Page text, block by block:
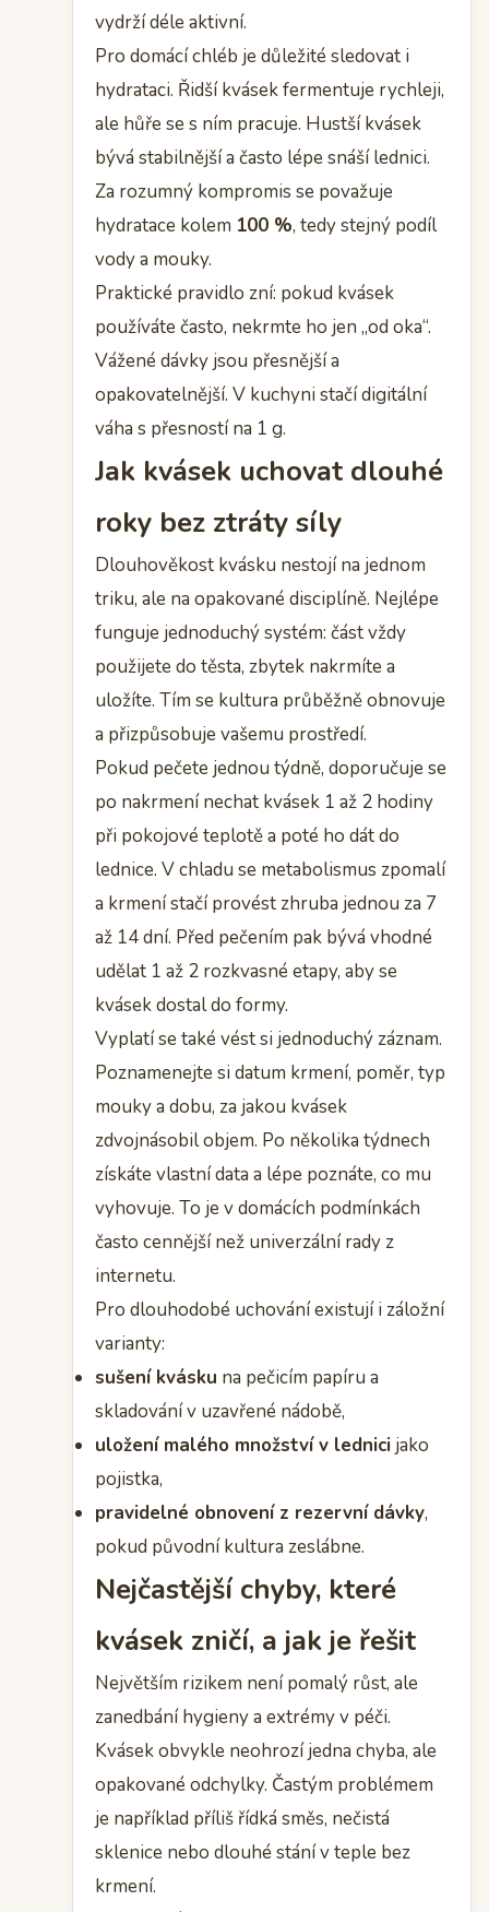
vydrží déle aktivní.
Pro domácí chléb je důležité sledovat i
hydrataci. Řidší kvásek fermentuje rychleji,
ale hůře se s ním pracuje. Hustší kvásek
bývá stabilnější a často lépe snáší lednici.
Za rozumný kompromis se považuje
hydratace kolem 100 %, tedy stejný podíl
vody a mouky.
Praktické pravidlo zní: pokud kvásek
používáte často, nekrmte ho jen „od oka“.
Vážené dávky jsou přesnější a
opakovatelnější. V kuchyni stačí digitální
váha s přesností na 1 g.
Jak kvásek uchovat dlouhé
roky bez ztráty síly
Dlouhověkost kvásku nestojí na jednom
triku, ale na opakované disciplíně. Nejlépe
funguje jednoduchý systém: část vždy
použijete do těsta, zbytek nakrmíte a
uložíte. Tím se kultura průběžně obnovuje
a přizpůsobuje vašemu prostředí.
Pokud pečete jednou týdně, doporučuje se
po nakrmení nechat kvásek 1 až 2 hodiny
při pokojové teplotě a poté ho dát do
lednice. V chladu se metabolismus zpomalí
a krmení stačí provést zhruba jednou za 7
až 14 dní. Před pečením pak bývá vhodné
udělat 1 až 2 rozkvasné etapy, aby se
kvásek dostal do formy.
Vyplatí se také vést si jednoduchý záznam.
Poznamenejte si datum krmení, poměr, typ
mouky a dobu, za jakou kvásek
zdvojnásobil objem. Po několika týdnech
získáte vlastní data a lépe poznáte, co mu
vyhovuje. To je v domácích podmínkách
často cennější než univerzální rady z
internetu.
Pro dlouhodobé uchování existují i záložní
varianty:
sušení kvásku na pečicím papíru a
skladování v uzavřené nádobě,
uložení malého množství v lednici jako
pojistka,
pravidelné obnovení z rezervní dávky,
pokud původní kultura zeslábne.
Nejčastější chyby, které
kvásek zničí, a jak je řešit
Největším rizikem není pomalý růst, ale
zanedbání hygieny a extrémy v péči.
Kvásek obvykle neohrozí jedna chyba, ale
opakované odchylky. Častým problémem
je například příliš řídká směs, nečistá
sklenice nebo dlouhé stání v teple bez
krmení.